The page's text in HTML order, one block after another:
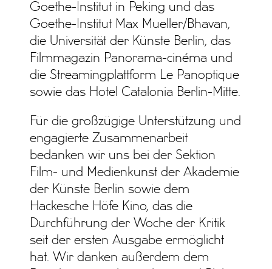
Goethe-Institut in Peking und das
Goethe-Institut Max Mueller/Bhavan,
die Universität der Künste Berlin, das
Filmmagazin Panorama-cinéma und
die Streamingplattform Le Panoptique
sowie das Hotel Catalonia Berlin-Mitte.
Für die großzügige Unterstützung und
engagierte Zusammenarbeit
bedanken wir uns bei der Sektion
Film- und Medienkunst der Akademie
der Künste Berlin sowie dem
Hackesche Höfe Kino, das die
Durchführung der Woche der Kritik
seit der ersten Ausgabe ermöglicht
hat. Wir danken außerdem dem